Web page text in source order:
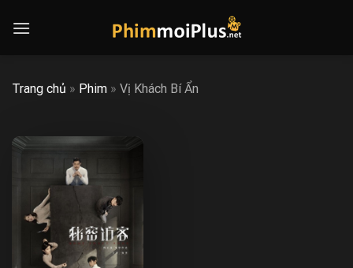
Trang chủ » Phim » Vị Khách Bí Ẩn